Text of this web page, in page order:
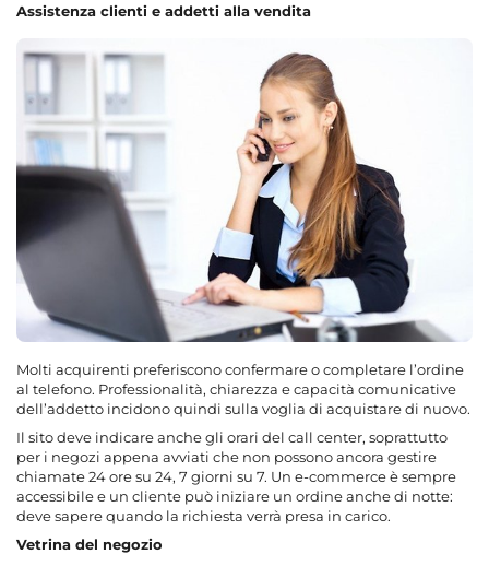
Assistenza clienti e addetti alla vendita
Molti acquirenti preferiscono confermare o completare l’ordine
al telefono. Professionalità, chiarezza e capacità comunicative
dell’addetto incidono quindi sulla voglia di acquistare di nuovo.
Il sito deve indicare anche gli orari del call center, soprattutto
per i negozi appena avviati che non possono ancora gestire
chiamate 24 ore su 24, 7 giorni su 7. Un e-commerce è sempre
accessibile e un cliente può iniziare un ordine anche di notte:
deve sapere quando la richiesta verrà presa in carico.
Vetrina del negozio